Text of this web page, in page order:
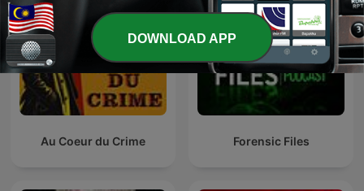
Au Coeur du Crime Forensic Files
DOWNLOAD APP